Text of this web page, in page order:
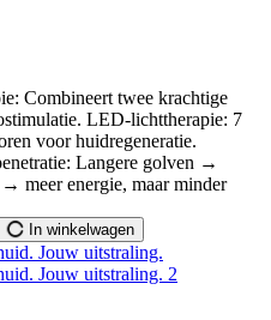
Combineert twee krachtige
LED-lichttherapie: 7
voor huidregeneratie.
Langere golven →
meer energie, maar minder
In winkelwagen